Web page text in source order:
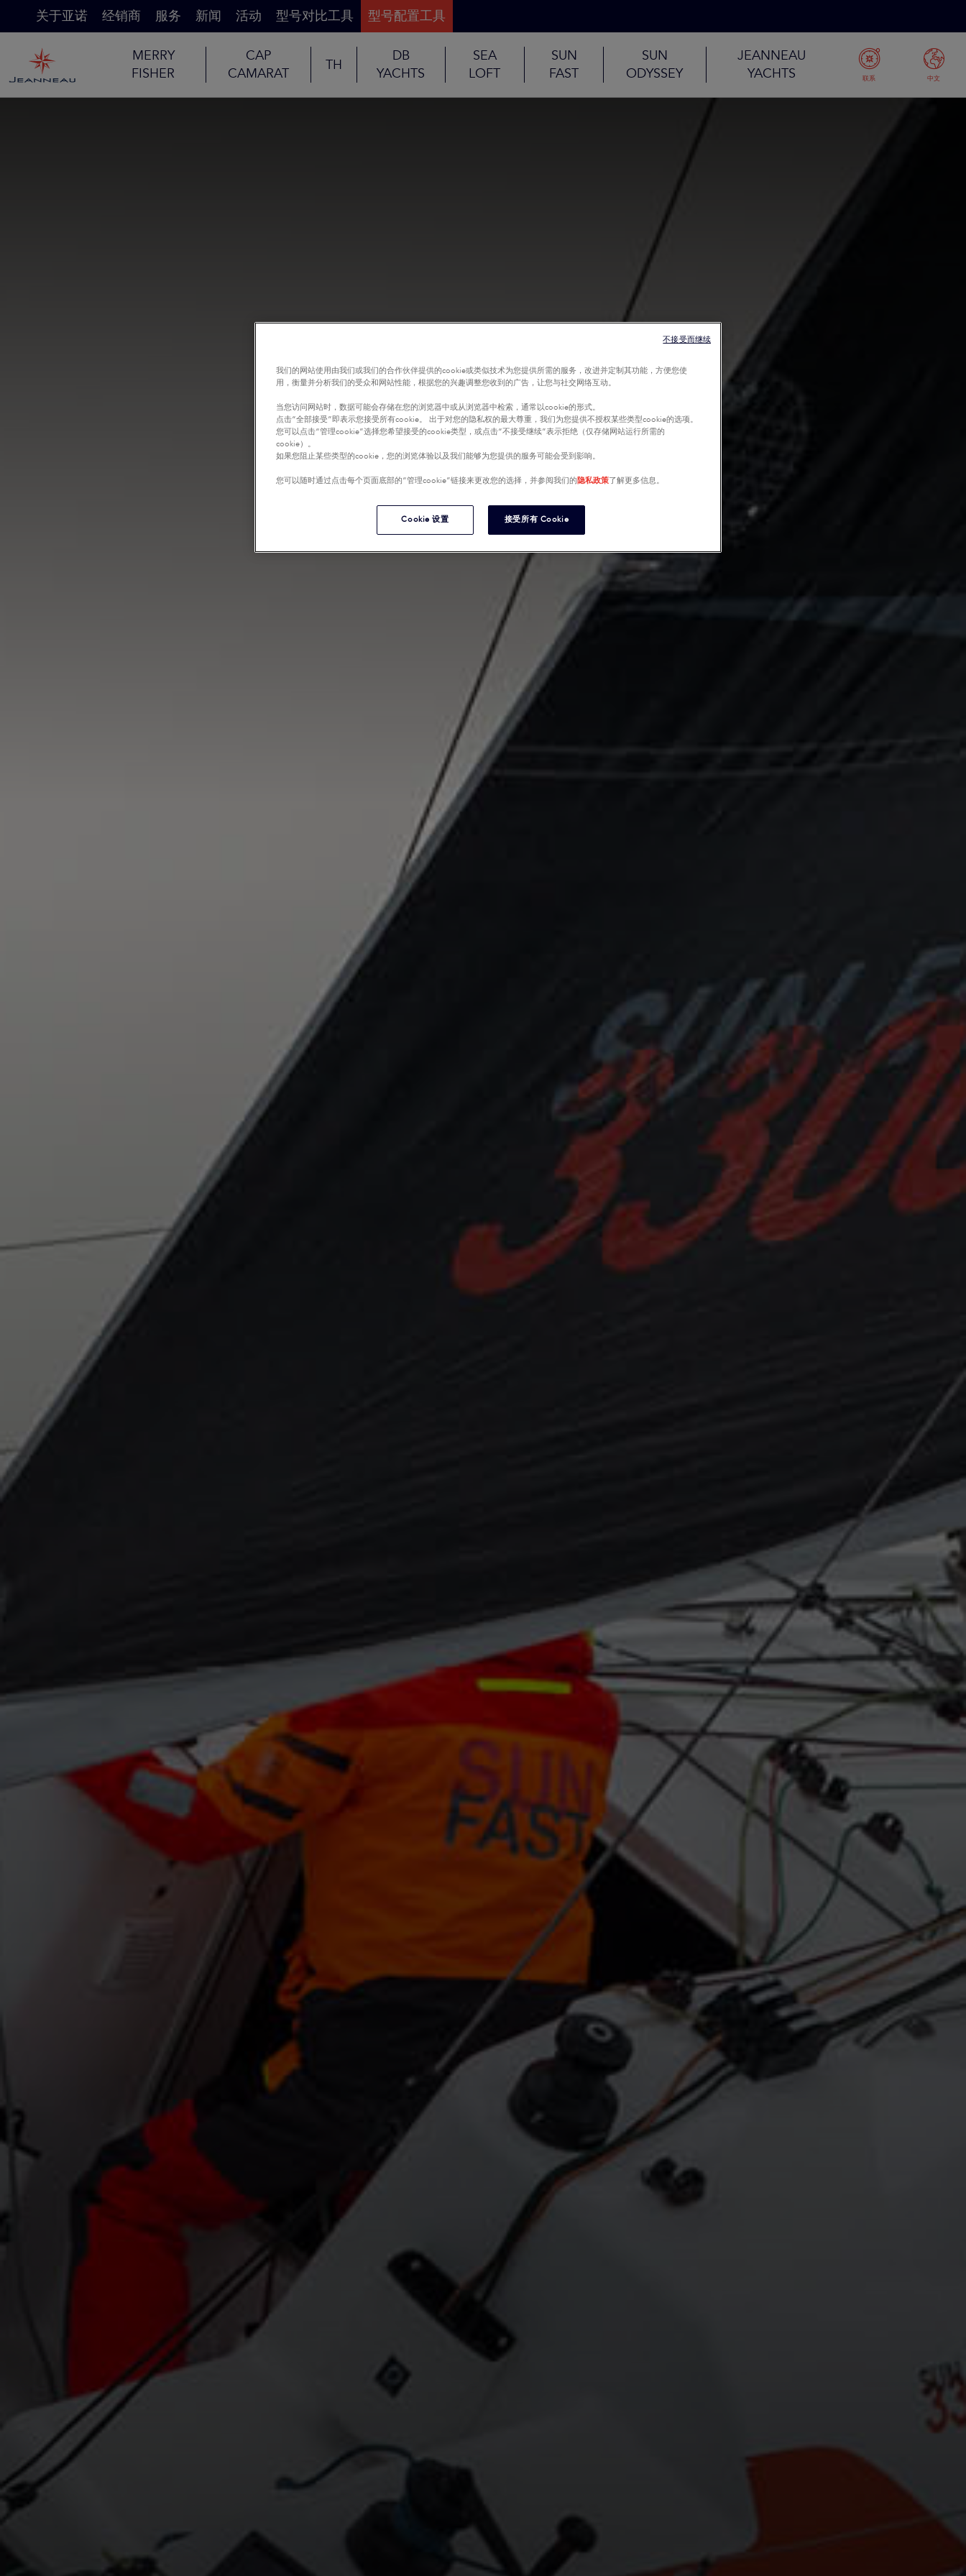
关于亚诺 经销商 服务 新闻 活动 型号对比工具 型号配置工具
MERRY
FISHER
CAP
CAMARAT
TH
DB
YACHTS
SEA
LOFT
SUN
FAST
SUN
ODYSSEY
JEANNEAU
YACHTS
联系 中文
我们的网站使用由我们或我们的合作伙伴提供的cookie或类似技术为您提供所需的服务，改进并定制其功能，方便您使
用，衡量并分析我们的受众和网站性能，根据您的兴趣调整您收到的广告，让您与社交网络互动。
当您访问网站时，数据可能会存储在您的浏览器中或从浏览器中检索，通常以cookie的形式。
点击“全部接受”即表示您接受所有cookie。 出于对您的隐私权的最大尊重，我们为您提供不授权某些类型cookie的选项。
您可以点击“管理cookie”选择您希望接受的cookie类型，或点击“不接受继续”表示拒绝（仅存储网站运行所需的
cookie）。
如果您阻止某些类型的cookie，您的浏览体验以及我们能够为您提供的服务可能会受到影响。
您可以随时通过点击每个页面底部的“管理cookie”链接来更改您的选择，并参阅我们的 隐私政策了解更多信息。
Cookie 设置 接受所有 Cookie
不接受而继续